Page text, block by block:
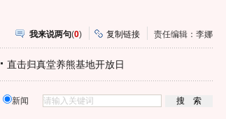
我来说两句(0) 复制链接 责任编辑：李娜
直击归真堂养熊基地开放日
新闻